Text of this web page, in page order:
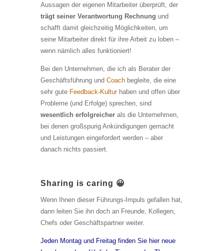
Aussagen der eigenen Mitarbeiter überprüft, der
trägt seiner Verantwortung Rechnung und
schafft damit gleichzeitig Möglichkeiten, um
seine Mitarbeiter direkt für ihre Arbeit zu loben –
wenn nämlich alles funktioniert!
Bei den Unternehmen, die ich als Berater der
Geschäftsführung und Coachbegleite, die eine
sehr gute Feedback-Kulturhaben und offen über
Probleme (und Erfolge) sprechen, sind
wesentlich erfolgreicherals die Unternehmen,
bei denen großspurig Ankündigungen gemacht
und Leistungen eingefordert werden – aber
danach nichts passiert.
Sharing is caring 😀
Wenn Ihnen dieser Führungs-Impuls gefallen hat,
dann leiten Sie ihn doch an Freunde, Kollegen,
Chefs oder Geschäftspartner weiter.
Jeden Montag und Freitag finden Sie hier neue